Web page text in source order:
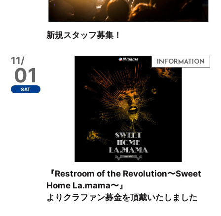
新規スタッフ募集！
11/
01
SAT
『Restroom of the Revolution〜Sweet
Home La.mama〜』
よりクラファン募金を頂戴いたしました